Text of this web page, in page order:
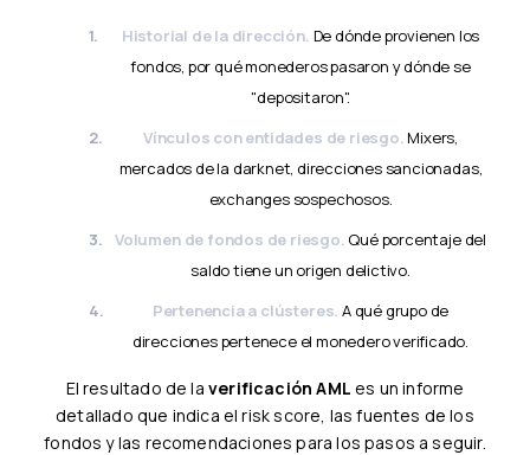
Historial de la dirección. De dónde provienen los
fondos, por qué monederos pasaron y dónde se
"depositaron".
Vínculos con entidades de riesgo.Mixers,
mercados de la darknet, direcciones sancionadas,
exchanges sospechosos.
Volumen de fondos de riesgo. Qué porcentaje del
saldo tiene un origen delictivo.
Pertenencia a clústeres. A qué grupo de
direcciones pertenece el monedero verificado.
El resultado de la verificación AML es un informe
detallado que indica el risk score, las fuentes de los
fondos y las recomendaciones para los pasos a seguir.